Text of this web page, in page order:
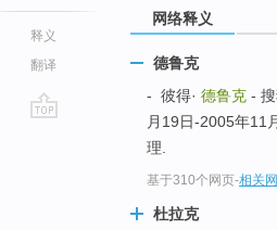
释义
翻译
网络释义
德鲁克
- 彼得· 德鲁克 -
月19日-2005年11
理.
基于310个网页-相关
杜拉克